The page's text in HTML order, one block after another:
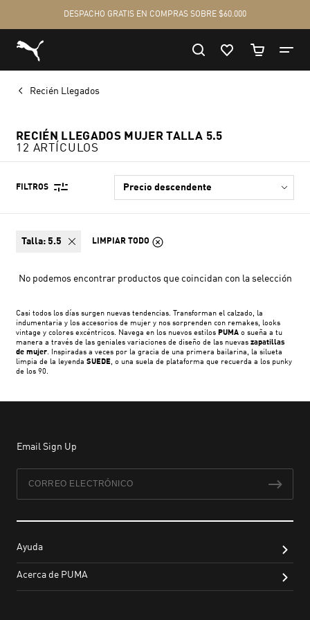
Recién Llegados
RECIÉN LLEGADOS MUJER TALLA 5.5
12 ARTÍCULOS
FILTROS
talla: 5.5 LIMPIAR TODO
No podemos encontrar productos que coincidan con la selección
Casi todos los días surgen nuevas tendencias. Transforman el calzado, la
indumentaria y los accesorios de mujer y nos sorprenden con remakes, looks
vintage y colores excéntricos. Navega en los nuevos estilos PUMA o sueña a tu
manera a través de las geniales variaciones de diseño de las nuevas zapatillas
de mujer. Inspiradas a veces por la gracia de una primera bailarina, la silueta
limpia de la leyenda SUEDE, o una suela de plataforma que recuerda a los punky
de los 90.